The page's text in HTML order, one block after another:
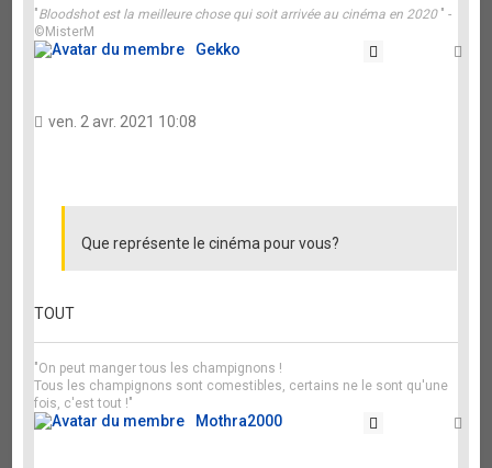
"Bloodshot est la meilleure chose qui soit arrivée au cinéma en 2020 " -
©MisterM
Gekko
ven. 2 avr. 2021 10:08
Que représente le cinéma pour vous?
TOUT
"On peut manger tous les champignons !
Tous les champignons sont comestibles, certains ne le sont qu'une
fois, c'est tout !"
Mothra2000